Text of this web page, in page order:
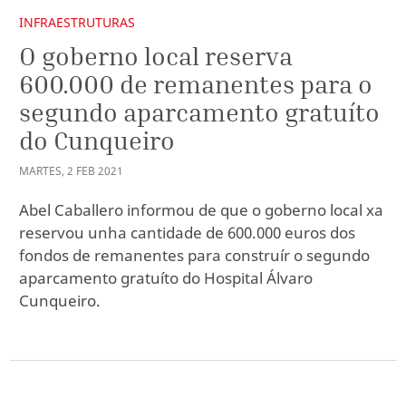
INFRAESTRUTURAS
O goberno local reserva
600.000 de remanentes para o
segundo aparcamento gratuíto
do Cunqueiro
MARTES, 2 FEB 2021
Abel Caballero informou de que o goberno local xa
reservou unha cantidade de 600.000 euros dos
fondos de remanentes para construír o segundo
aparcamento gratuíto do Hospital Álvaro
Cunqueiro.